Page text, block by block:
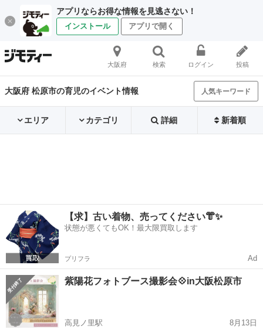
アプリならお得な情報を見逃さない！
インストール アプリで開く
大阪府 検索 ログイン 投稿
大阪府 松原市の育児のイベント情報 人気キーワード
エリア カテゴリ 詳細 新着順
【求】古い着物、売ってください👘✨
状態が悪くてもOK！最大限買取します
プリフラ Ad
紫陽花フォトブース撮影会💠in大阪松原市
高見ノ里駅
8月13日